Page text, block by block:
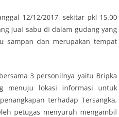
12/12/2017, sekitar pkl 15.00
jual sabu di dalam gudang yang
sampan dan merupakan tempat
3 personilnya yaitu Bripka
menuju lokasi informasi untuk
terhadap Tersangka,
petugas menyuruh mengambil